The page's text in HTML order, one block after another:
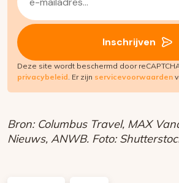
mailadres
(Vereist)
Inschrijven
Deze site wordt beschermd door
privacybeleid. Er zijn servicevoorwaarden
Bron: Columbus Travel, MAX
Nieuws, ANWB. Foto: